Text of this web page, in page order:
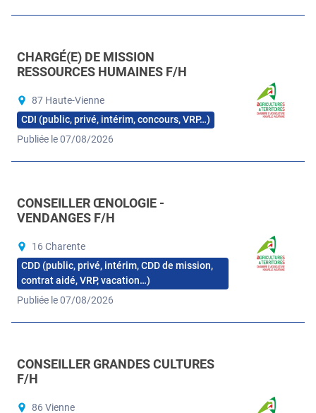
CHARGÉ(E) DE MISSION
RESSOURCES HUMAINES F/H
87 Haute-Vienne
CDI (public, privé, intérim, concours, VRP…)
Publiée le 07/08/2026
CONSEILLER ŒNOLOGIE -
VENDANGES F/H
16 Charente
CDD (public, privé, intérim, CDD de mission,
contrat aidé, VRP, vacation…)
Publiée le 07/08/2026
CONSEILLER GRANDES CULTURES
F/H
86 Vienne